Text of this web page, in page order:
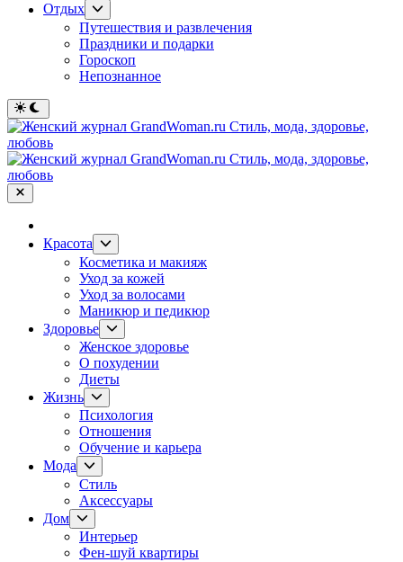
Отдых
Показывать
подменю
Путешествия и развлечения
Праздники и подарки
Гороскоп
Непознанное
Переключить
на
тёмный
режим
Закрыть
меню
Красота
Показывать
подменю
Косметика и макияж
Уход за кожей
Уход за волосами
Маникюр и педикюр
Здоровье
подменю
Женское здоровье
О похудении
Диеты
Жизнь
подменю
Психология
Отношения
Обучение и карьера
Мода
Показывать
подменю
Стиль
Аксессуары
Дом
подменю
Интерьер
Фен-шуй квартиры